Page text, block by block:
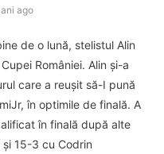
ago
de o lună, stelistul Alin
României. Alin și-a
care a reușit să-I pună
în optimile de finală. A
în finală după alte
15-3 cu Codrin